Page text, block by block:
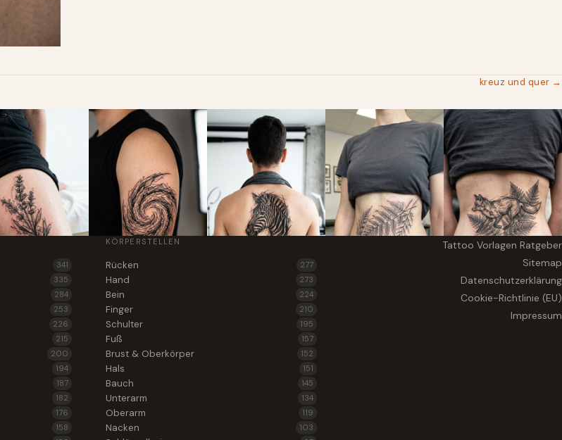
kreuz und quer →
341
335
284
253
226
215
200
194
187
182
176
158
KÖRPERSTELLEN
Rücken 277
Hand 273
Bein 224
Finger 210
Schulter 195
Fuß 157
Brust & Oberkörper 152
Hals 151
Bauch 145
Unterarm 134
Oberarm 119
Nacken 103
Tattoo Vorlagen Ratgeber
Sitemap
Datenschutzerklärung
Cookie-Richtlinie (EU)
Impressum